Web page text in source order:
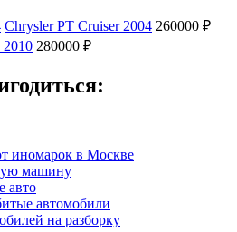
Chrysler PT Cruiser 2004 260000 ₽
280000 ₽
иномарок в Москве
машину
авто
автомобили
на разборку